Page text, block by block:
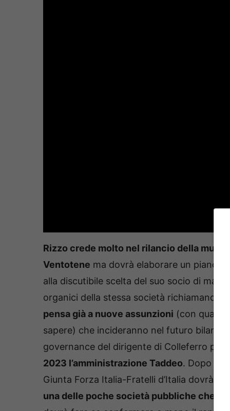
Rizzo crede molto nel rilancio della
Ventotene ma dovrà elaborare un piano
alla discutibile scelta del suo socio di
organici della stessa società richiamando
pensa già a nuove assunzioni (con quali
sapere) che incideranno nel futuro
governance del dirigente di Colleferro
2023 l’amministrazione Taddeo. Dopo
Giunta Forza Italia-Fratelli d’Italia dovrà
una delle poche società pubbliche che